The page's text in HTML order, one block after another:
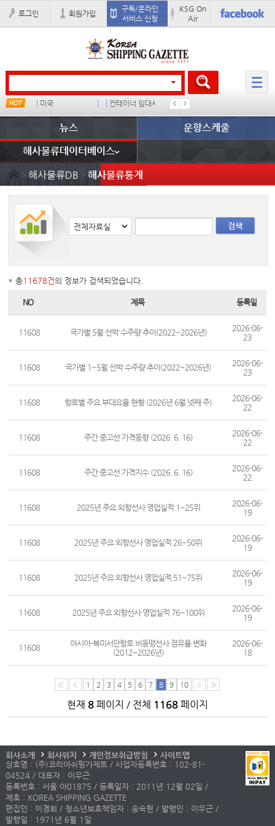
로그인 회원가입
구독/온라인
서비스 신청
KSG On
Air
미국 컨테이너 임대사 더블
뉴스 운항스케줄
해사물류데이터베이스
해사물류DB 해사물류통계
검색
* 총11678건 의 정보가 검색되었습니다.
NO 제목 등록일
11608 국가별 5월 선박 수주량 추이(2022~2026년)
2026-06-
23
11608 국가별 1~5월 선박 수주량 추이(2022~2026년)
2026-06-
23
11608 항로별 주요 부대요율 현황 (2026년 6월 넷째 주)
2026-06-
22
11608 주간 중고선 가격동향 (2026. 6. 16)
2026-06-
22
11608 주간 중고선 가격지수 (2026. 6. 16)
2026-06-
22
11608 2025년 주요 외항선사 영업실적 1~25위
2026-06-
19
11608 2025년 주요 외항선사 영업실적 26~50위
2026-06-
19
11608 2025년 주요 외항선사 영업실적 51~75위
2026-06-
19
11608 2025년 주요 외항선사 영업실적 76~100위
2026-06-
19
11608
아시아-북미서안항로 비동맹선사 점유율 변화
(2012~2026년)
2026-06-
18
1 2 3 4 5 6 7 8 9 10
현재 8페이지 / 전체 1168페이지
회사소개 회사위치 개인정보취급방침
사이트맵
상호명 : (주)코리아쉬핑가제트 / 사업자등록번호 : 102-81-
04524 / 대표자 : 이우근
등록번호 : 서울 아01875 / 등록일자 : 2011년 12월 02일 /
제호 : KOREA SHIPPING GAZETTE
편집인 : 이경희 / 청소년보호책임자 : 송숙현 / 발행인 : 이우근 /
발행일 : 1971년 6월 1일